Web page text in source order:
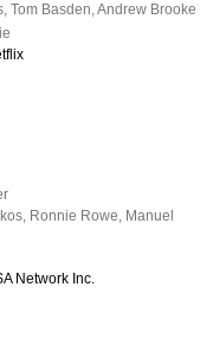
,Tom Basden,Andrew Brooke
, Ronnie Rowe, Manuel
Network Inc.